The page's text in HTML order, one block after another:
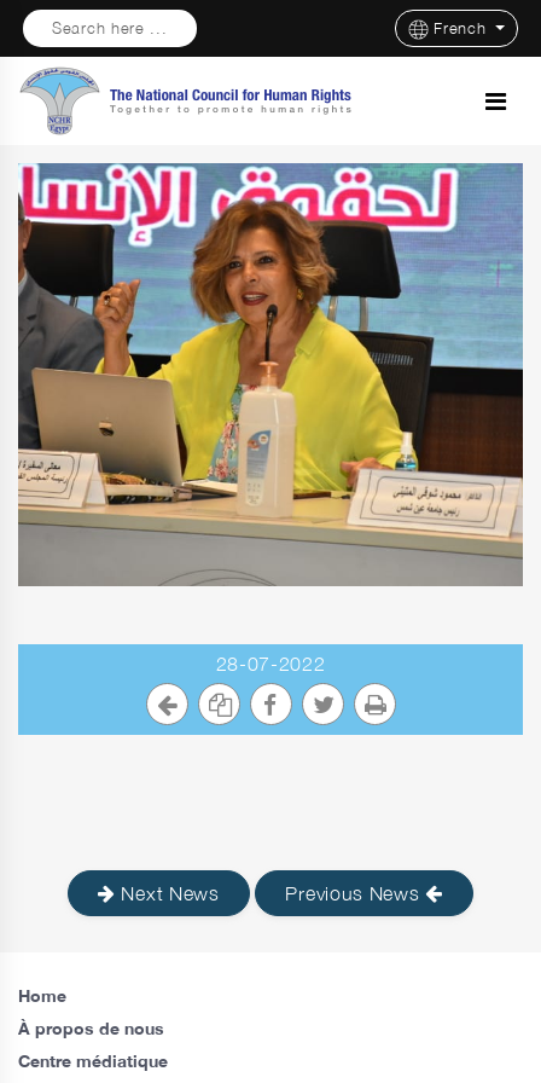
Search here ... French
28-07-2022
Next News Previous News
Home
À propos de nous
Centre médiatique